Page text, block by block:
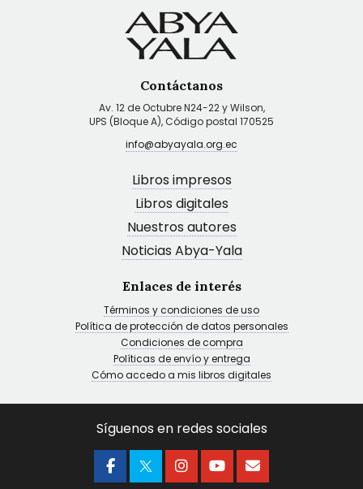
Contáctanos
Av. 12 de Octubre N24-22 y Wilson,
UPS (Bloque A), Código postal 170525
info@abyayala.org.ec
Libros impresos
Libros digitales
Nuestros autores
Noticias Abya-Yala
Enlaces de interés
Términos y condiciones de uso
Política de protección de datos personales
Condiciones de compra
Políticas de envío y entrega
Cómo accedo a mis libros digitales
Síguenos en redes sociales